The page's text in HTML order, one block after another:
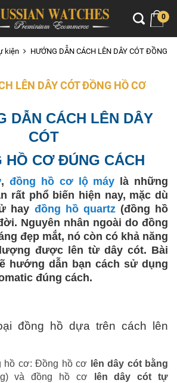
0
kiện
HƯỚNG DẪN CÁCH LÊN DÂY CÓT ĐỒNG
LÊN DÂY CÓT ĐỒNG HỒ CƠ
DẪN CÁCH LÊN DÂY
CÓT
HỒ CƠ ĐÚNG CÁCH
,đồng hồ cơ lộ máy là những
rất phổ biến hiện nay, mặc dù
hay đồng hồ quartz(đồng hồ
Nguyên nhân ngoài do đồng
đẹp mắt, nó còn có khả năng
được lên từ dây cót. Bài
hướng dẫn bạn cách sử dụng
đúng cách.
đồng hồ dựa trên cách lên
hồ cơ: Đồng hồ cơ
lên dây cót bằng
và đồng hồ cơ
lên dây cót tự